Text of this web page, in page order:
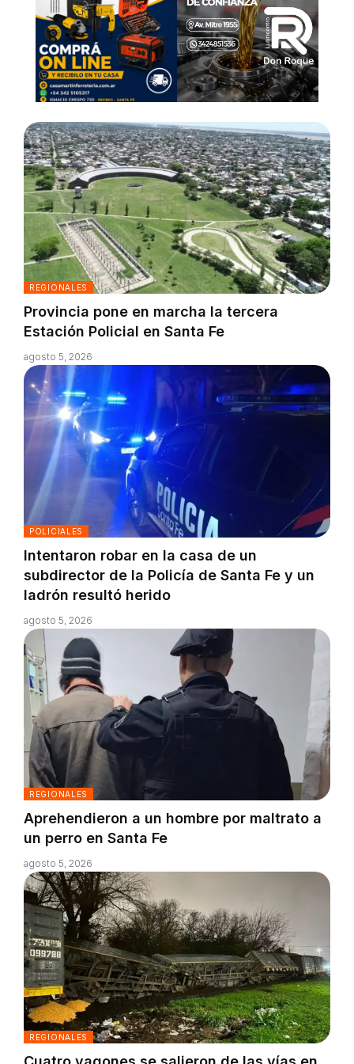
REGIONALES
Provincia pone en marcha la tercera
Estación Policial en Santa Fe
agosto 5, 2026
POLICIALES
Intentaron robar en la casa de un
subdirector de la Policía de Santa Fe y un
ladrón resultó herido
agosto 5, 2026
REGIONALES
Aprehendieron a un hombre por maltrato a
un perro en Santa Fe
agosto 5, 2026
REGIONALES